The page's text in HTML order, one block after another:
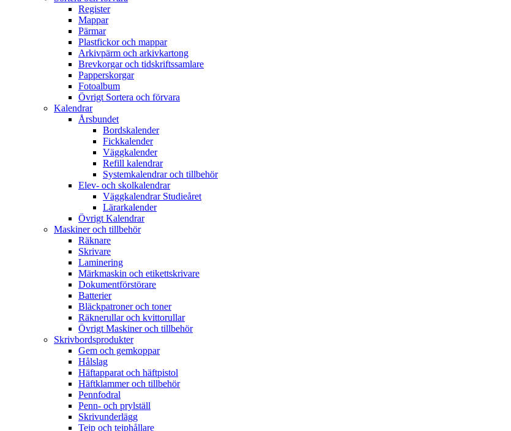
Register
Mappar
Pärmar
Plastfickor och mappar
Arkivpärm och arkivkartong
Brevkorgar och tidskriftssamlare
Papperskorgar
Fotoalbum
Övrigt Sortera och förvara
Kalendrar
Årsbundet
Bordskalender
Fickkalender
Väggkalender
Refill kalendrar
Systemkalendrar och tillbehör
Elev- och skolkalendrar
Väggkalendrar Studieåret
Lärarkalender
Övrigt Kalendrar
Maskiner och tillbehör
Räknare
Skrivare
Laminering
Märkmaskin och etikettskrivare
Dokumentförstörare
Batterier
Bläckpatroner och toner
Räknerullar och kvittorullar
Övrigt Maskiner och tillbehör
Skrivbordsprodukter
Gem och gemkoppar
Hålslag
Häftapparat och häftpistol
Häftklammer och tillbehör
Pennfodral
Penn- och prylställ
Skrivunderlägg
Tejp och tejphållare